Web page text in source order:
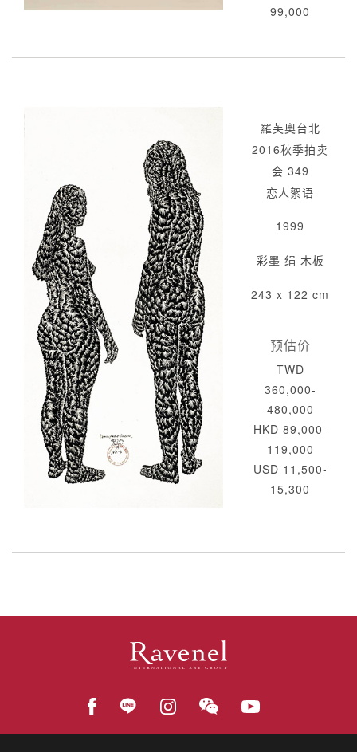
99,000
羅芙奧台北
2016秋季拍卖
会 349
恋人絮语
1999
彩墨 绢 木板
243 x 122 cm
预估价
TWD
360,000-
480,000
HKD 89,000-
119,000
USD 11,500-
15,300